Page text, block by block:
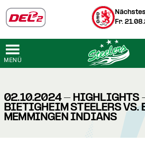
Fr.
MENÜ
02.10.2024 - HIGHLIGHTS
BIETIGHEIM STEELERS VS.
MEMMINGEN INDIANS